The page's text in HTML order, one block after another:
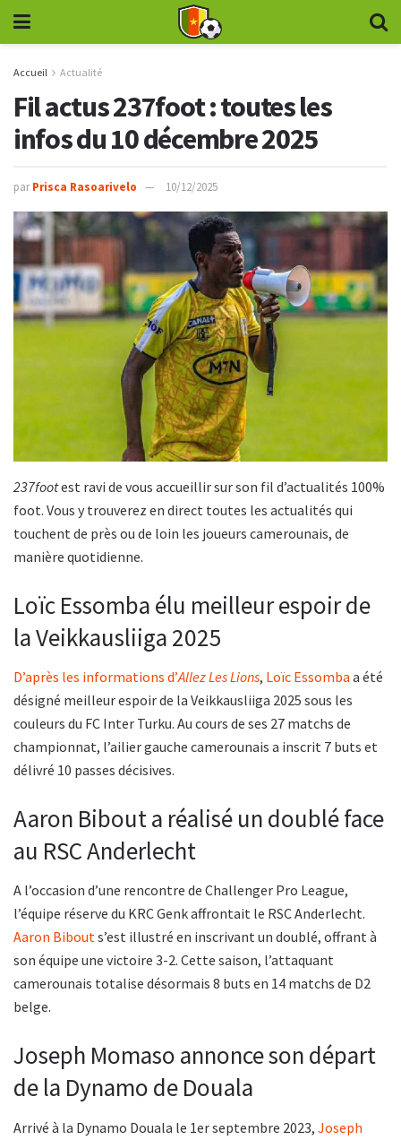
Accueil Actualité
Fil actus 237foot : toutes les
infos du 10 décembre 2025
par Prisca Rasoarivelo 10/12/2025
237footest ravi de vous accueillir sur son fil d’actualités 100%
foot. Vous y trouverez en direct toutes les actualités qui
touchent de près ou de loin les joueurs camerounais, de
manière quotidienne.
Loïc Essomba élu meilleur espoir de
la Veikkausliiga 2025
D’après les informations d’Allez Les Lions, Loïc Essomba a été
désigné meilleur espoir de la Veikkausliiga 2025 sous les
couleurs du FC Inter Turku. Au cours de ses 27 matchs de
championnat, l’ailier gauche camerounais a inscrit 7 buts et
délivré 10 passes décisives.
Aaron Bibout a réalisé un doublé face
au RSC Anderlecht
A l’occasion d’une rencontre de Challenger Pro League,
l’équipe réserve du KRC Genk affrontait le RSC Anderlecht.
Aaron Bibouts’est illustré en inscrivant un doublé, offrant à
son équipe une victoire 3-2. Cette saison, l’attaquant
camerounais totalise désormais 8 buts en 14 matchs de D2
belge.
Joseph Momaso annonce son départ
de la Dynamo de Douala
Arrivé à la Dynamo Douala le 1er septembre 2023, Joseph